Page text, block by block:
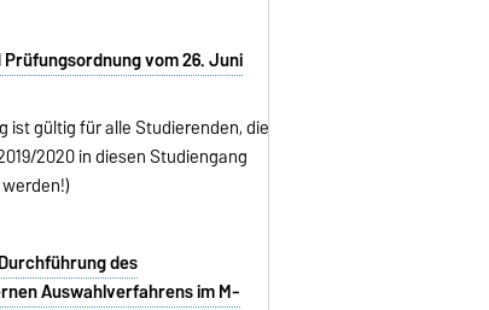
vom 26. Juni
ist gültig für alle Studierenden, die
2020 in diesen Studiengang
des
Auswahlverfahrens im M-